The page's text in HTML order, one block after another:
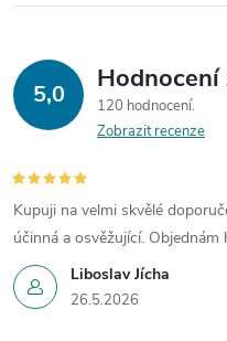
5,0 Hodnocení
120 hodnocení
Zobrazit recenze
Liboslav Jícha
26.5.2026
Kupuji na velmi skvělé
účinná a osvěžující.